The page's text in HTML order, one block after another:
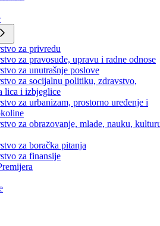
za privredu
za pravosuđe, upravu i radne odnose
za unutrašnje poslove
za socijalnu politiku, zdravstvo,
lica i izbjeglice
za urbanizam, prostorno uređenje i
za obrazovanje, mlade, nauku,
za boračka pitanja
za finansije